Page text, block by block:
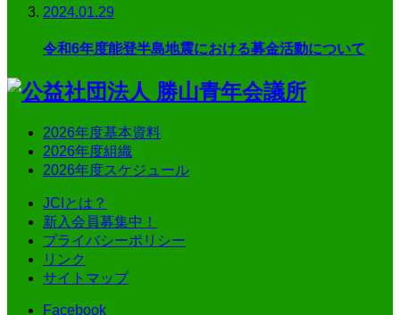
2024.01.29
令和6年度能登半島地震における募金活動について
2026年度基本資料
2026年度組織
2026年度スケジュール
JCIとは？
新入会員募集中！
プライバシーポリシー
リンク
サイトマップ
Facebook